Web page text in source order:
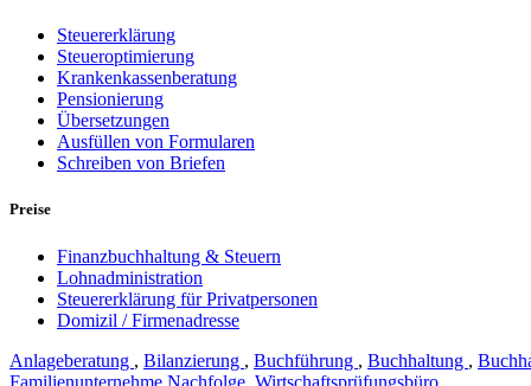
Steuererklärung
Steueroptimierung
Krankenkassenberatung
Pensionierung
Übersetzungen
Ausfüllen von Formularen
Schreiben von Briefen
Preise
Finanzbuchhaltung & Steuern
Lohnadministration
Steuererklärung für Privatpersonen
Domizil / Firmenadresse
Anlageberatung , Bilanzierung , Buchführung , Buchhaltung ,
Familienunternehme Nachfolge, Wirtschaftsprüfungsbüro ,